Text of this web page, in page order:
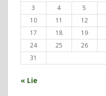
3
4 5
10
11 12
17
18 19
24
25 26
31
« Lie